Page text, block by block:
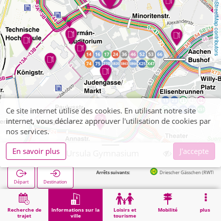
OpenStreetMap contributors
Recherche de
trajet
Informations sur la
ville
Loisirs et
tourisme
Mobilité plus
Aachen, St. Ursula Gymnasium
Départ Destination
Arrêts suivants: Driescher Gässchen (RWTH Aachen) in
Démarrage Informations sur la ville Aachen, St. Ursula Gymnasium
Ce site internet utilise des cookies. En utilisant notre site
internet, vous déclarez approuver l'utilisation de cookies par
nos services.
En savoir plus
J'accepte